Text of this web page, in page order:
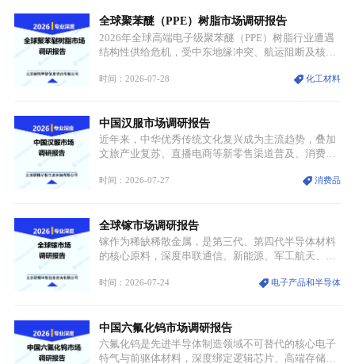
贯穿传统工业、高端制造、军工、新能源等多个核心
产业，成为现代工业体系中不可或缺的基础材料。
全球聚苯醚（PPE）树脂市场调研报告
2026年全球高端电子级聚苯醚（PPE）树脂行业遭遇
结构性供给危机，受中东地缘冲突、航运阻断及核心
停产，行业长期维持寡头垄断的供应链格局彻底瓦
价无市”的供给真空，并沿高频覆铜板、PCB电路板向
AI服务器、5G基站等高端电子终端持续传导，全产业
链生产、成本、交付均承受巨大压力。
时间：2026-07-28 化工材料
中国汉服市场调研报告
近年来，中华优秀传统文化复兴成为主流趋势，叠加
文旅产业复苏、直播电商等新零售渠道普及、消费群
服不再局限于传统节日、古风活动等小众场景，逐步
重要载体。同时，行业标准落地、生产技术升级、原
创设计能力提升，进一步夯实产业发展根基，吸引传
统服饰品牌、文旅企业等跨界入局，市场活力持续释
时间：2026-07-27 消费品
全球镓市场调研报告
镓作为稀缺稀散金属，是第三代、第四代半导体材料
的核心原料，深度串联通信、新能源、军工航天、光
与大国科技博弈的关键战略资源。镓并非传统大宗金
领域渗透”的战略体系，成为全球科技产业运转的刚
需资源。
时间：2026-07-24 电子产品和半导体
中国六氟化钨市场调研报告
六氟化钨是先进半导体制造领域不可替代的核心电子
特气与前驱体材料，深度绑定逻辑芯片、高端存储芯